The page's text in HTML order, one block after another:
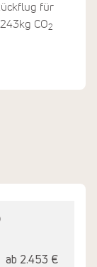
für
CO2
ab 2.453 €